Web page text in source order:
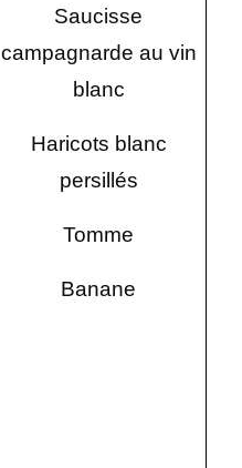
Saucisse
campagnarde au vin
blanc
Haricots blanc
persillés
Tomme
Banane